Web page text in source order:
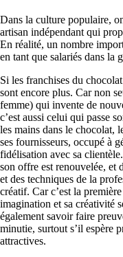
Dans la culture populaire,
artisan indépendant qui
En réalité, un nombre
en tant que salariés dans la
Si les franchises du
sont encore plus. Car non
femme) qui invente de
c’est aussi celui qui passe
les mains dans le chocolat,
ses fournisseurs, occupé à
fidélisation avec sa
son offre est renouvelée, et
et des techniques de la
créatif. Car c’est la
imagination et sa créativité
également savoir faire
minutie, surtout s’il espère
attractives.